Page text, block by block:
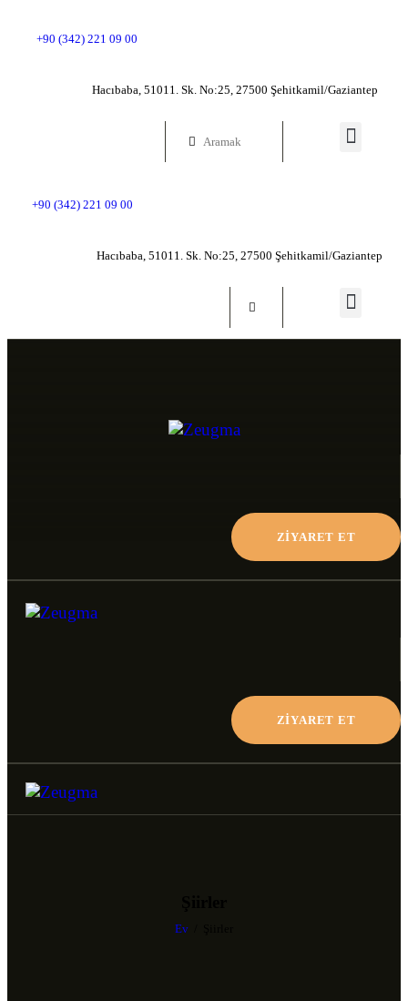
+90 (342) 221 09 00
Hacıbaba, 51011. Sk. No:25, 27500 Şehitkamil/Gaziantep
+90 (342) 221 09 00
Hacıbaba, 51011. Sk. No:25, 27500 Şehitkamil/Gaziantep
ZİYARET ET
ZİYARET ET
Ev
GENEL TARIHÇE
İLETIŞIM
SANAL MÜZE